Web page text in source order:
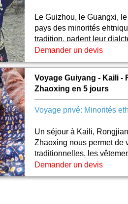
Le Guizhou, le Guangxi,
pays des minorités
tradition, parlent leur
vêtements traditionnels. A
découvrir leur vie
Demander un devis
Voyage Guiyang - Kaili -
Zhaoxing en 5 jours
Voyage privé: Minorités
Un séjour à Kaili,
Zhaoxing nous permet de
traditionnelles, les
leur artisanat en argent etc
Demander un devis